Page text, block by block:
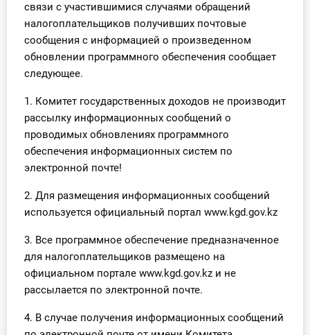
Кадры. Труд. Зарплата.
Интернет-магазин
О Системе
Тарифы
связи с участившимися случаями обращений
налогоплательщиков получивших почтовые
сообщения с информацией о произведенном
обновлении программного обеспечения сообщает
следующее.
1. Комитет государственных доходов не производит
рассылку информационных сообщений о
проводимых обновлениях программного
обеспечения информационных систем по
электронной почте!
2. Для размещения информационных сообщений
используется официальный портал www.kgd.gov.kz
3. Все программное обеспечение предназначенное
для налогоплательщиков размещено на
официальном портале www.kgd.gov.kz и не
рассылается по электронной почте.
4. В случае получения информационных сообщений